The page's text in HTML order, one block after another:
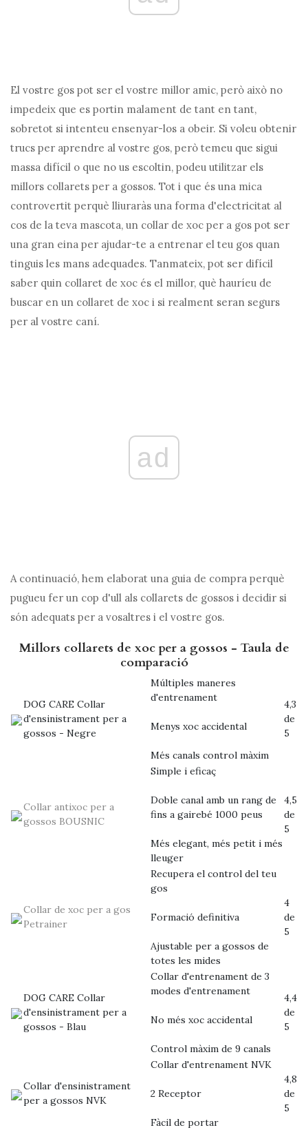
El vostre gos pot ser el vostre millor amic, però això no
impedeix que es portin malament de tant en tant,
sobretot si intenteu ensenyar-los a obeir. Si voleu obtenir
trucs per aprendre al vostre gos, però temeu que sigui
massa difícil o que no us escoltin, podeu utilitzar els
millors collarets per a gossos. Tot i que és una mica
controvertit perquè lliuraràs una forma d'electricitat al
cos de la teva mascota, un collar de xoc per a gos pot ser
una gran eina per ajudar-te a entrenar el teu gos quan
tinguis les mans adequades. Tanmateix, pot ser difícil
saber quin collaret de xoc és el millor, què hauríeu de
buscar en un collaret de xoc i si realment seran segurs
per al vostre caní.
ad
A continuació, hem elaborat una guia de compra perquè
pugueu fer un cop d'ull als collarets de gossos i decidir si
són adequats per a vosaltres i el vostre gos.
Millors collarets de xoc per a gossos - Taula de
comparació
DOG CARE Collar
d'ensinistrament per a
gossos - Negre
Múltiples maneres
d'entrenament
Menys xoc accidental
Més canals control màxim
4,3
de
5
Collar antixoc per a
gossos BOUSNIC
Simple i eficaç
Doble canal amb un rang de
fins a gairebé 1000 peus
Més elegant, més petit i més
lleuger
4,5
de
5
Collar de xoc per a gos
Petrainer
Recupera el control del teu
gos
Formació definitiva
Ajustable per a gossos de
totes les mides
4
de
5
DOG CARE Collar
d'ensinistrament per a
gossos - Blau
Collar d'entrenament de 3
modes d'entrenament
No més xoc accidental
Control màxim de 9 canals
4,4
de
5
Collar d'ensinistrament
per a gossos NVK
Collar d'entrenament NVK
2 Receptor
Fàcil de portar
4,8
de
5